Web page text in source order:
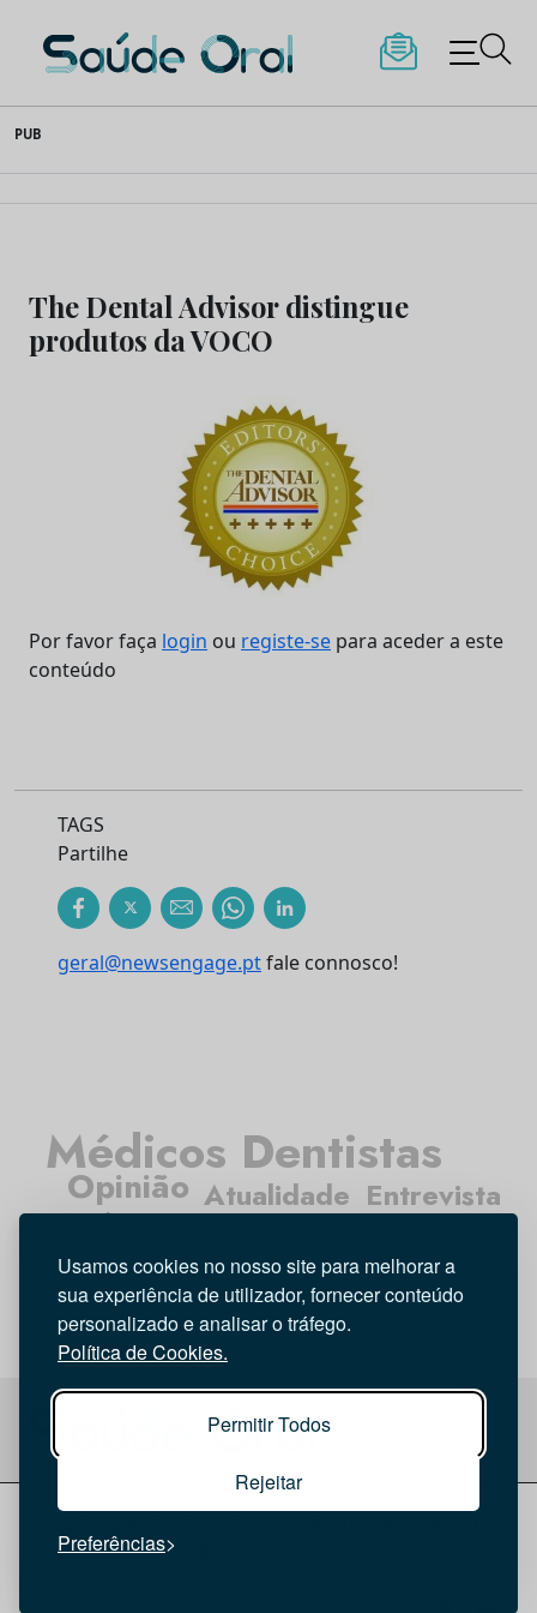
Usamos cookies no nosso site para melhorar a
sua experiência de utilizador, fornecer conteúdo
personalizado e analisar o tráfego.
Política de Cookies.
Permitir Todos
Rejeitar
Preferências
to
content
Saúde Oral
PUB
The Dental Advisor distingue
produtos da VOCO
Por favor faça login ou registe-se para aceder a este
conteúdo
TAGS
Partilhe
geral@newsengage.ptfale connosco!
Atualidade
Médicos Dentistas
Higiene Oral
Entrevista
Opinião
Tecnologia
Investigação
Política de privacidade